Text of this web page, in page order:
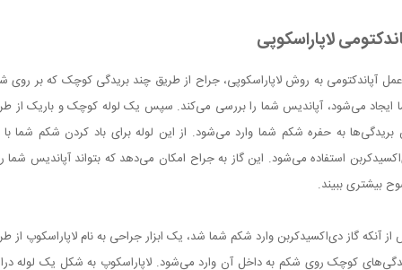
لاپاراسکوپی
آپاندکتومی به روش لاپاراسکوپی، جراح از طریق چند بریدگی کوچک که بر روی
ایجاد می‌شود، آپاندیس شما را بررسی می‌کند. سپس یک لوله کوچک و باریک از
بریدگی‌ها به حفره شکم شما وارد می‌شود. از این لوله برای باد کردن شکم شما با
استفاده می‌شود. این گاز به جراح امکان می‌دهد که بتواند آپاندیس شما
بیشتری ببیند.
آنکه گاز دی‌اکسیدکربن وارد شکم شما شد، یک ابزار جراحی به نام لاپاراسکوپ از
کوچک روی شکم به داخل آن وارد می‌شود. لاپاراسکوپ به شکل یک لوله